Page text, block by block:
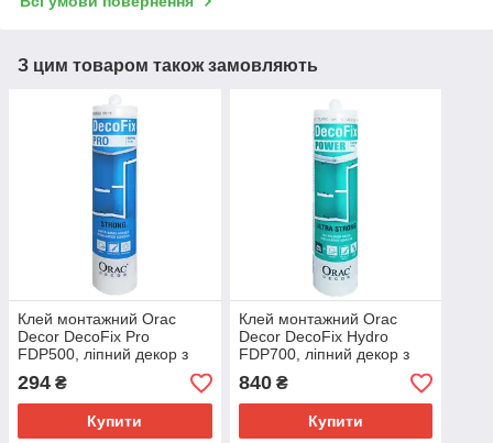
З цим товаром також замовляють
Клей монтажний Orac
Decor DecoFix Pro
FDP500, ліпний декор з
поліуретану
294 ₴
Купити
Клей монтажний Orac
Decor DecoFix Hydro
FDP700, ліпний декор з
поліуретану
840₴
Купити